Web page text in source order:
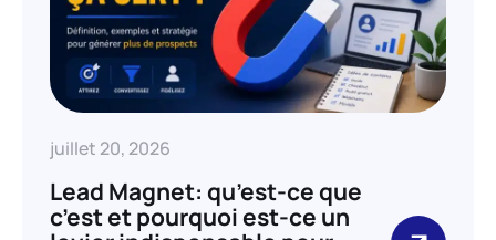
juillet 20, 2026
Lead Magnet: qu’est-ce que
c’est et pourquoi est-ce un